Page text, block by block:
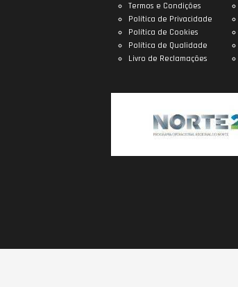
Termos e Condições
Política de Privacidade
Política de Cookies
Política de Qualidade
Livro de Reclamações